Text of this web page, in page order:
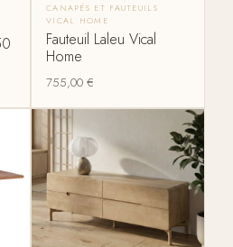
CANAPÉS ET FAUTEUILS
VICAL HOME
Fauteuil Laleu Vical
Home
755,00 €